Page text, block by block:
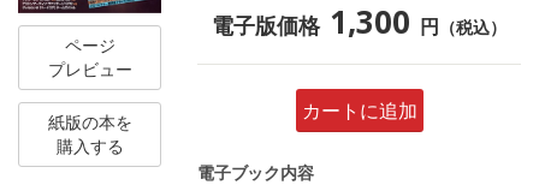
ページ
プレビュー
紙版の本を
購入する
電子版価格 1,300 円 （税込）
カートに追加
電子ブック内容